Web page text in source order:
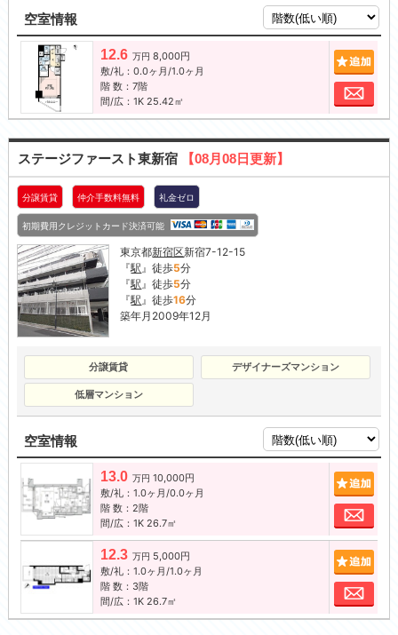
空室情報
12.6 万円 8,000円
敷/礼：0.0ヶ月/1.0ヶ月
階 数：7階
間/広：1K 25.42㎡
お
ステージファースト東新宿 【08月08日更新】
分譲賃貸 仲介手数料無料 礼金ゼロ
初期費用クレジットカード決済可能
東京都新宿区新宿7-12-15
『駅 』徒歩5分
『駅 』徒歩5分
『駅 』徒歩16分
築年月2009年12月
分譲賃貸 デザイナーズマンション
低層マンション
空室情報
13.0 万円 10,000円
敷/礼：1.0ヶ月/0.0ヶ月
階 数：2階
間/広：1K 26.7㎡
お
12.3 万円 5,000円
敷/礼：1.0ヶ月/1.0ヶ月
階 数：3階
間/広：1K 26.7㎡
お